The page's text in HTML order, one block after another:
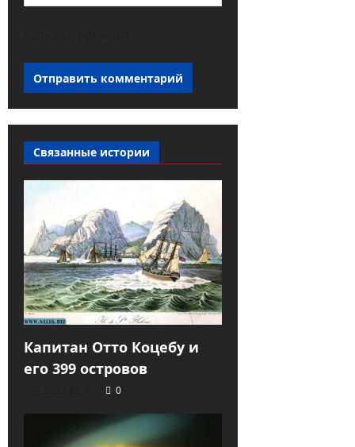
Связанные истории
Капитан Отто Коцебу и
его 399 островов
0